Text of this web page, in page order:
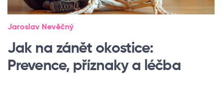
Jaroslav Nevěčný
Jak na zánět okostice:
Prevence, příznaky a léčba